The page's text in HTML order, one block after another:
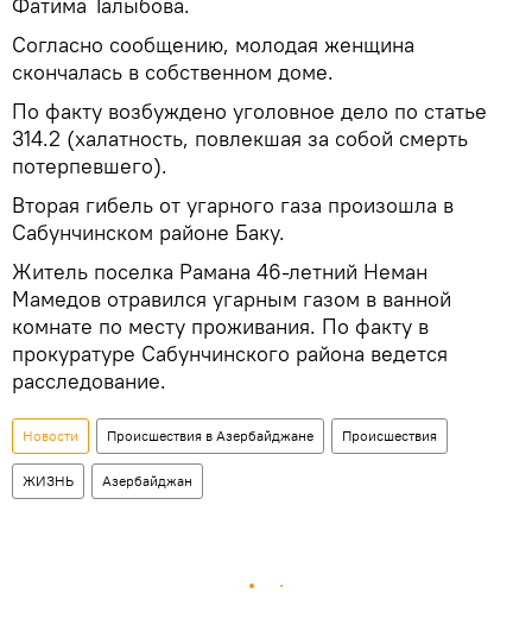
Согласно сообщению, молодая женщина
скончалась в собственном доме.
По факту возбуждено уголовное дело по статье
314.2 (халатность, повлекшая за собой смерть
потерпевшего).
Вторая гибель от угарного газа произошла в
Сабунчинском районе Баку.
Житель поселка Рамана 46-летний Неман
Мамедов отравился угарным газом в ванной
комнате по месту проживания. По факту в
прокуратуре Сабунчинского района ведется
расследование.
Новости Происшествия в Азербайджане Происшествия
ЖИЗНЬ Азербайджан